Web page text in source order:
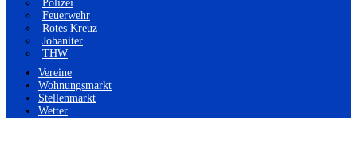
Polizei
Feuerwehr
Rotes Kreuz
Johaniter
THW
Vereine
Wohnungsmarkt
Stellenmarkt
Wetter